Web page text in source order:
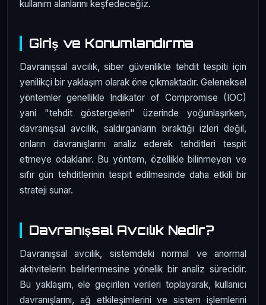
kullanım alanlarını keşfedeceğiz.
Giriş ve Konumlandırma
Davranışsal avcılık, siber güvenlikte tehdit tespiti için
yenilikçi bir yaklaşım olarak öne çıkmaktadır. Geleneksel
yöntemler genellikle Indikator of Compromise (IOC)
yani "tehdit göstergeleri" üzerinde yoğunlaşırken,
davranışsal avcılık, saldırganların bıraktığı izleri değil,
onların davranışlarını analiz ederek tehditleri tespit
etmeye odaklanır. Bu yöntem, özellikle bilinmeyen ve
sıfır gün tehditlerinin tespit edilmesinde daha etkili bir
strateji sunar.
Davranışsal Avcılık Nedir?
Davranışsal avcılık, sistemdeki normal ve anormal
aktivitelerin belirlenmesine yönelik bir analiz sürecidir.
Bu yaklaşım, ele geçirilen verileri toplayarak, kullanıcı
davranışlarını, ağ etkileşimlerini ve sistem işlemlerini